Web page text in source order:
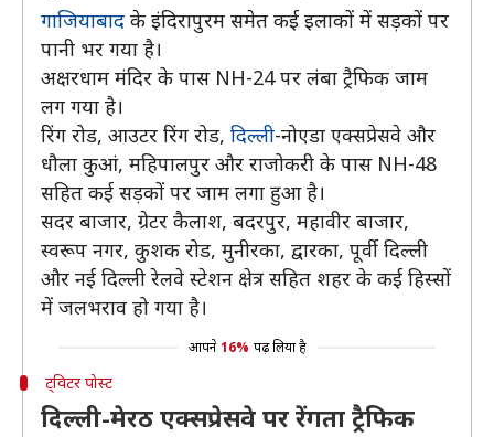
गाजियाबाद के इंदिरापुरम समेत कई इलाकों में सड़कों पर
पानी भर गया है।
अक्षरधाम मंदिर के पास NH-24 पर लंबा ट्रैफिक जाम
लग गया है।
रिंग रोड, आउटर रिंग रोड, दिल्ली-नोएडा एक्सप्रेसवे और
धौला कुआं, महिपालपुर और राजोकरी के पास NH-48
सहित कई सड़कों पर जाम लगा हुआ है।
सदर बाजार, ग्रेटर कैलाश, बदरपुर, महावीर बाजार,
स्वरूप नगर, कुशक रोड, मुनीरका, द्वारका, पूर्वी दिल्ली
और नई दिल्ली रेलवे स्टेशन क्षेत्र सहित शहर के कई हिस्सों
में जलभराव हो गया है।
आपने 16% पढ़ लिया है
ट्विटर पोस्ट
दिल्ली-मेरठ एक्सप्रेसवे पर रेंगता ट्रैफिक